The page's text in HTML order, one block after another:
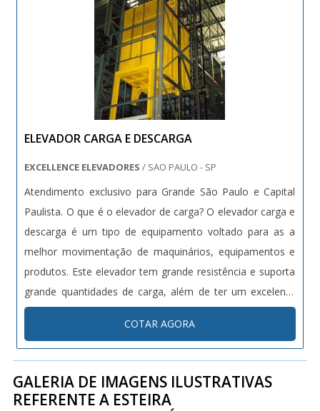
ELEVADOR CARGA E DESCARGA
EXCELLENCE ELEVADORES / SAO PAULO - SP
Atendimento exclusivo para Grande São Paulo e Capital
Paulista. O que é o elevador de carga? O elevador carga e
descarga é um tipo de equipamento voltado para as a
melhor movimentação de maquinários, equipamentos e
produtos. Este elevador tem grande resistência e suporta
grande quantidades de carga, além de ter um excelente
espaço interno. Benefícios - Mais qualidade em termos de
locomoção de produtos; - Preço acessível; -....
COTAR AGORA
GALERIA DE IMAGENS ILUSTRATIVAS
REFERENTE A ESTEIRA